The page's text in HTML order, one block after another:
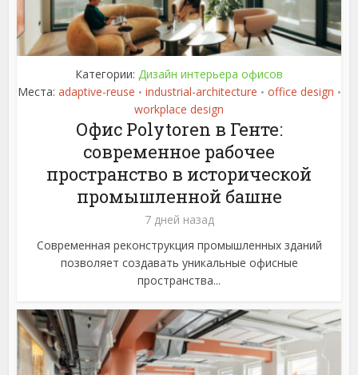
Категории: Дизайн интерьера офисов
Места: adaptive-reuse • industrial-architecture • office design •
workplace design
Офис Polytoren в Генте:
современное рабочее
пространство в исторической
промышленной башне
7 дней назад
Современная реконструкция промышленных зданий
позволяет создавать уникальные офисные
пространства...